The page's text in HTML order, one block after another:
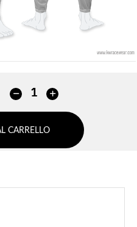
CARRELLO